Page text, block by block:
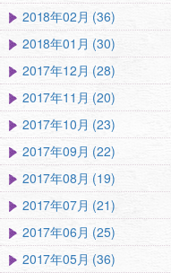
2018年02月 (36)
2018年01月 (30)
2017年12月 (28)
2017年11月 (20)
2017年10月 (23)
2017年09月 (22)
2017年08月 (19)
2017年07月 (21)
2017年06月 (25)
2017年05月 (36)